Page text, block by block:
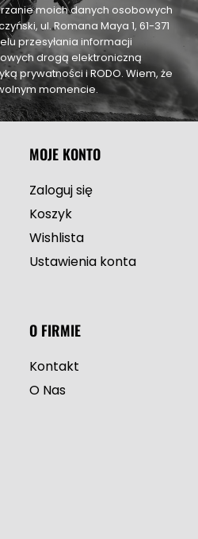
moich danych osobowych
ul. Romana Maya 1, 61-371
przesyłania informacji
drogą elektroniczną
prywatności i RODO. Wiem, że
momencie.
MOJE KONTO
Zaloguj się
Koszyk
Wishlista
Ustawienia konta
O FIRMIE
Kontakt
O Nas